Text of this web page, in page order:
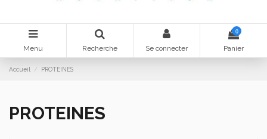
Menu Recherche Se connecter
0
Panier
Accueil PROTEINES
PROTEINES